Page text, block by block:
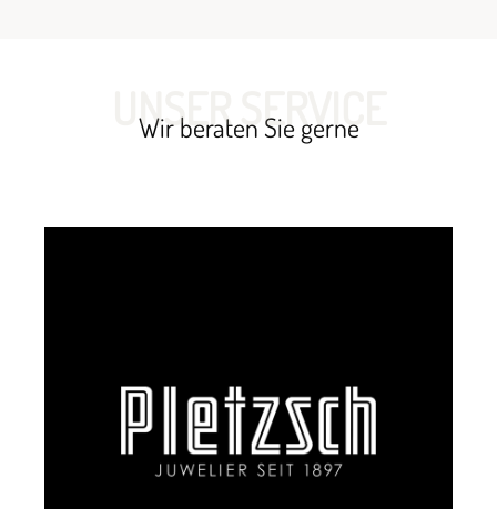
UNSER SERVICE
Wir beraten Sie gerne